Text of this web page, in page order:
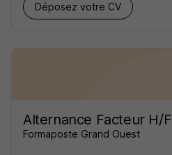
Déposez votre CV
Alternance Facteur H/F
Formaposte Grand Ouest